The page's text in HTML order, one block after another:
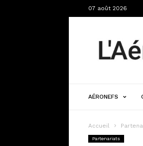
07 août 2026
AÉRONEFS
Accueil
Partenariats